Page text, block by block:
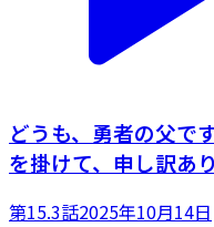
どうも、勇者の父で
を掛けて、申し訳あ
第15.3話2025年10月14日